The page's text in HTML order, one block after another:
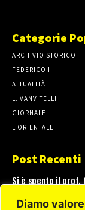
Diamo
Categorie
ARCHIVIO STORICO
FEDERICO II
ATTUALITÀ
L. VANVITELLI
GIORNALE
L'ORIENTALE
Post Recenti
Si è spento il prof.